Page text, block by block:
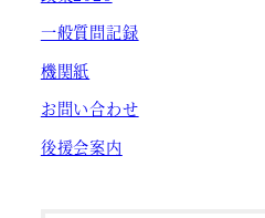
一般質問記録
機関紙
お問い合わせ
後援会案内